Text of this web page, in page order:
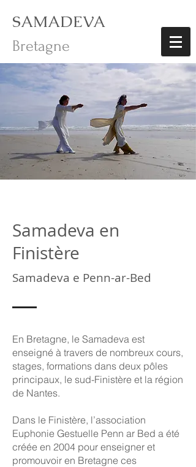
SAMADEVA
Bretagne
Samadeva en
Finistère
Samadeva e Penn-ar-Bed
En Bretagne, le Samadeva est
enseigné à travers de nombreux cours,
stages, formations dans deux pôles
principaux, le sud-Finistère et la région
de Nantes.
Dans le Finistère, l’association
Euphonie Gestuelle Penn ar Bed a été
créée en 2004 pour enseigner et
promouvoir en Bretagne ces